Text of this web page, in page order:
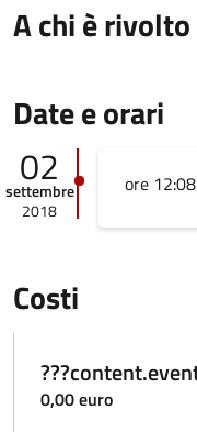
A chi è rivolto
Date e orari
02
settembre
2018
ore
Costi
0,00 euro